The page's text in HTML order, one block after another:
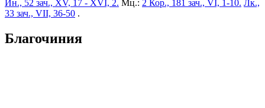
Ин., 52 зач., XV, 17 - XVI, 2. Мц.: 2 Кор., 181 зач., VI, 1-10. Лк.,
33 зач., VII, 36-50 .
Благочиния